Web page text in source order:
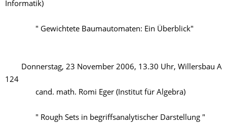
Informatik)
" Gewichtete Baumautomaten: Ein Überblick"
Donnerstag, 23 November 2006, 13.30 Uhr, Willersbau A
124
cand. math. Romi Eger (Institut für Algebra)
" Rough Sets in begriffsanalytischer Darstellung "